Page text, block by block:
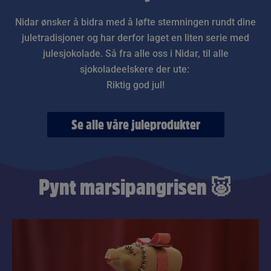
Nidar ønsker å bidra med å løfte stemningen rundt dine
juletradisjoner og har derfor laget en liten serie med
julesjokolade. Så fra alle oss i Nidar, til alle
sjokoladeelskere der ute:
Riktig god jul!
Se alle våre juleprodukter
Pynt marsipangrisen 🐷